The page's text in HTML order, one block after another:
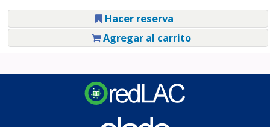
Hacer reserva
Agregar al carrito